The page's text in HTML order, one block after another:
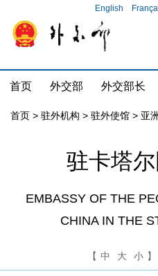
English
首页 外交部 外交部长
首页 > 驻外机构 > 驻外使馆 > 亚洲
驻卡塔
EMBASSY OF THE
CHINA IN THE
【 中 大 小 】